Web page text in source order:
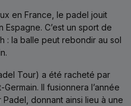
en France, le padel jouit
C’est un sport de
: la balle peut rebondir au sol
Tour) a été racheté par
Il fusionnera l’année
donnant ainsi lieu à une